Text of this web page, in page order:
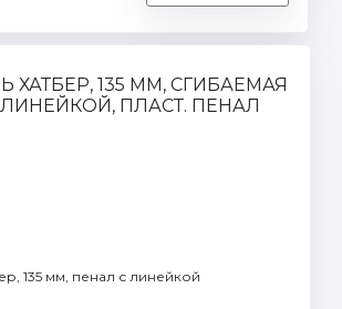
135 мм, пенал с линейкой